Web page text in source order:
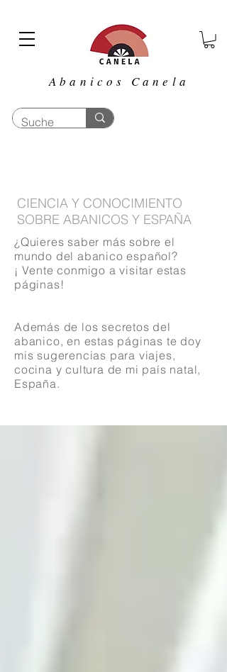
Abanicos Canela
CIENCIA Y CONOCIMIENTO
SOBRE ABANICOS Y ESPAÑA
¿Quieres saber más sobre el
mundo del abanico español?
¡ Vente conmigo a visitar estas
páginas!
Además de los secretos del
abanico, en estas páginas te doy
mis sugerencias para viajes,
cocina y cultura de mi país natal,
España.